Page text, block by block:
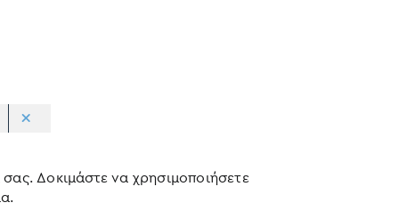
Δοκιμάστε να χρησιμοποιήσετε